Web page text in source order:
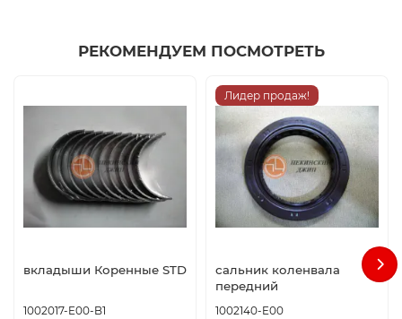
РЕКОМЕНДУЕМ ПОСМОТРЕТЬ
вкладыши Коренные STD
1002017-E00-B1
Лидер продаж!
сальник коленвала
передний
1002140-E00